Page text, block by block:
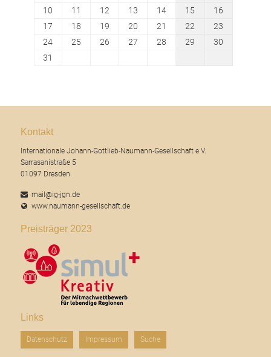
10
11 12 13 14 15
16
17
18 19 20 21 22
23
24
25 26 27 28 29
30
31
Kontakt
Internationale Johann-Gottlieb-Naumann-Gesellschaft e.V.
Sarrasanistraße 5
01097 Dresden
mail@ig-jgn.de
www.naumann-gesellschaft.de
Preisträger 2023
Links
Navigation
überspringen
Datenschutz Impressum Suche